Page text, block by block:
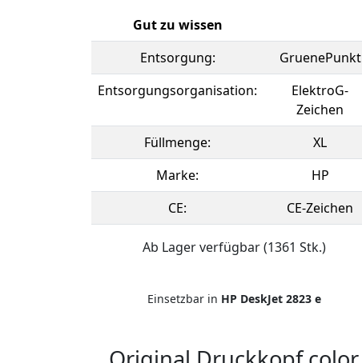
Gut zu wissen
Entsorgung:
GruenePunkt
Entsorgungsorganisation:
ElektroG-
Zeichen
Füllmenge:
XL
Marke:
HP
CE:
CE-Zeichen
Ab Lager verfügbar (1361 Stk.)
Einsetzbar in HP DeskJet 2823 e